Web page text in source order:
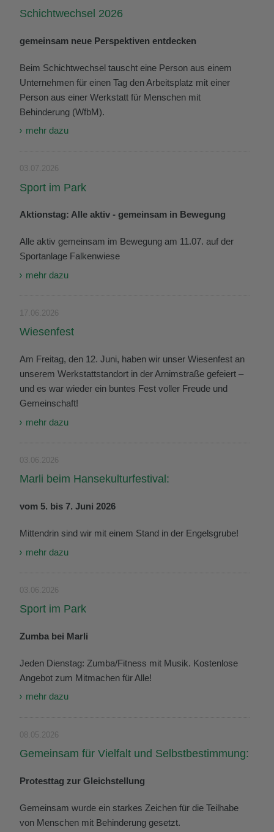
Schichtwechsel 2026
gemeinsam neue Perspektiven entdecken
Beim Schichtwechsel tauscht eine Person aus einem
Unternehmen für einen Tag den Arbeitsplatz mit einer
Person aus einer Werkstatt für Menschen mit
Behinderung (WfbM).
mehr dazu
03.07.2026
Sport im Park
Aktionstag: Alle aktiv - gemeinsam in Bewegung
Alle aktiv gemeinsam im Bewegung am 11.07. auf der
Sportanlage Falkenwiese
mehr dazu
17.06.2026
Wiesenfest
Am Freitag, den 12. Juni, haben wir unser Wiesenfest an
unserem Werkstattstandort in der Arnimstraße gefeiert –
und es war wieder ein buntes Fest voller Freude und
Gemeinschaft!
mehr dazu
03.06.2026
Marli beim Hansekulturfestival:
vom 5. bis 7. Juni 2026
Mittendrin sind wir mit einem Stand in der Engelsgrube!
mehr dazu
03.06.2026
Sport im Park
Zumba bei Marli
Jeden Dienstag: Zumba/Fitness mit Musik. Kostenlose
Angebot zum Mitmachen für Alle!
mehr dazu
08.05.2026
Gemeinsam für Vielfalt und Selbstbestimmung:
Protesttag zur Gleichstellung
Gemeinsam wurde ein starkes Zeichen für die Teilhabe
von Menschen mit Behinderung gesetzt.